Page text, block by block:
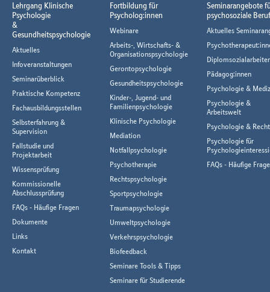
Lehrgang Klinische
Psychologie
&
Gesundheitspsychologie
Aktuelles
Infoveranstaltungen
Seminarüberblick
Praktische Kompetenz
Fachausbildungsstellen
Selbsterfahrung &
Supervision
Fallstudie und
Projektarbeit
Wissensprüfung
Kommissionelle
Abschlussprüfung
FAQs - Häufige Fragen
Dokumente
Links
Kontakt
Fortbildung für
Psycholog:innen
Webinare
Arbeits-, Wirtschafts- &
Organisationspsychologie
Gerontopsychologie
Gesundheitspsychologie
Kinder-, Jugend- und
Familienpsychologie
Klinische Psychologie
Mediation
Notfallpsychologie
Psychotherapie
Rechtspsychologie
Sportpsychologie
Traumapsychologie
Umweltpsychologie
Verkehrspsychologie
Biofeedback
Seminare Tools & Tipps
Seminare für Studierende
Seminarangebote
psychosoziale
Aktuelles
Pädagog:innen
Psychologie &
Psychologie &
Arbeitswelt
Psychologie & Recht
Psychologie für
FAQs - Häufige